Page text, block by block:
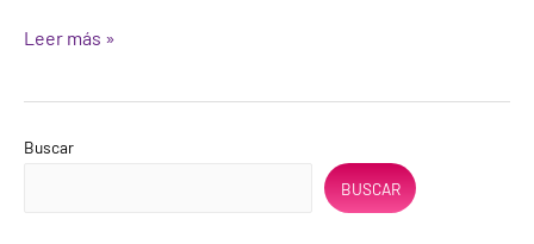
Leer más »
Buscar
BUSCAR